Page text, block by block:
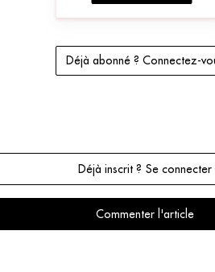
Déjà abonné ? Connectez-
Déjà inscrit ? Se connecter
Commenter l'article